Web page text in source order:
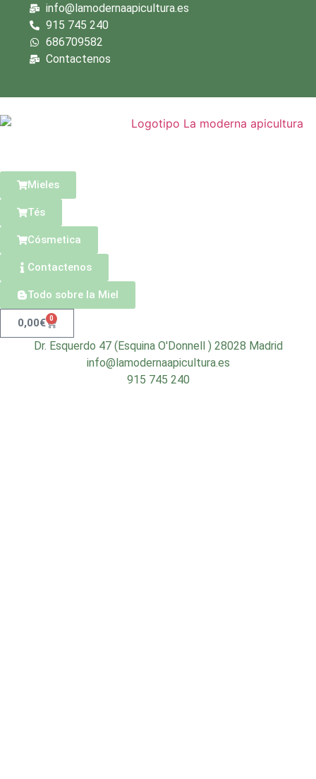
info@lamodernaapicultura.es
915 745 240
686709582
Contactenos
Mieles
Tés
Cósmetica
Contactenos
Todo sobre la Miel
0,00€ 0
Dr. Esquerdo 47 (Esquina O'Donnell ) 28028 Madrid
info@lamodernaapicultura.es
915 745 240